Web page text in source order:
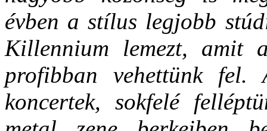
évben a stílus legjobb
Killennium lemezt, amit
profibban vehettünk fel.
koncertek, sokfelé